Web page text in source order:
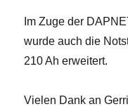
Im Zuge der
wurde auch die
210 Ah erweitert.
Vielen Dank an